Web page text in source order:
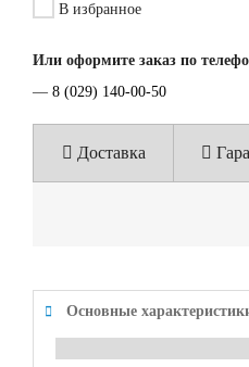
В избранное
Или оформите заказ по
— 8 (029) 140-00-50
Доставка
Основные